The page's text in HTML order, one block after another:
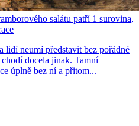
salátu patří 1 surovina,
lidí neumí představit bez pořádné
docela jinak. Tamní
úplně bez ní a přitom...